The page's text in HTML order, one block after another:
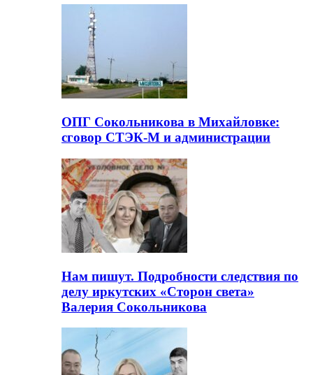
ОПГ Сокольникова в Михайловке:
сговор СТЭК-М и администрации
Нам пишут. Подробности следствия по
делу иркутских «Сторон света»
Валерия Сокольникова